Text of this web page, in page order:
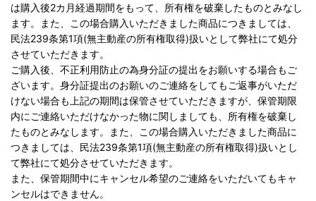
は購入後2カ月経過期間をもって、所有権を破棄したものとみなし
ます。また、この場合購入いただきました商品につきましては、
民法239条第1項(無主動産の所有権取得)扱いとして弊社にて処分
させていただきます。
ご購入後、不正利用防止の為身分証の提出をお願いする場合もご
ざいます。身分証提出のお願いのご連絡をしてもご返事がいただ
けない場合も上記の期間は保管させていただきますが、保管期限
内にご連絡いただけなかった物に関しましても、所有権を破棄し
たものとみなします。また、この場合購入いただきました商品に
つきましては、民法239条第1項(無主動産の所有権取得)扱いとし
て弊社にて処分させていただきます。
また、保管期間中にキャンセル希望のご連絡をいただいてもキャ
ンセルはできません。